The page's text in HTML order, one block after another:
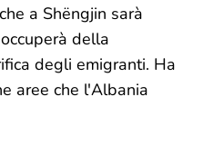
a Shëngjin sarà
della
degli emigranti. Ha
aree che l'Albania